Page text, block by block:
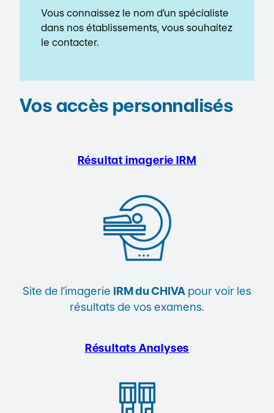
Vous connaissez le nom d’un spécialiste
dans nos établissements, vous souhaitez
le contacter.
Vos accès personnalisés
Résultat imagerie IRM
Site de l’imagerie IRM du CHIVA pour voir les
résultats de vos examens.
Résultats Analyses